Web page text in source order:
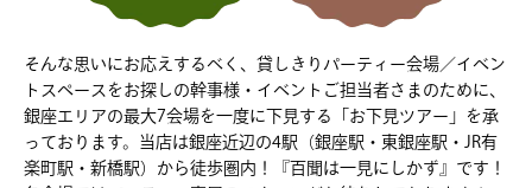
そんな思いにお応えするべく、貸しきりパーティー会場／イベン
トスペースをお探しの幹事様・イベントご担当者さまのために、
銀座エリアの最大7会場を一度に下見する「お下見ツアー」を承
っております。当店は銀座近辺の4駅（銀座駅・東銀座駅・JR有
楽町駅・新橋駅）から徒歩圏内！『百聞は一見にしかず』です！